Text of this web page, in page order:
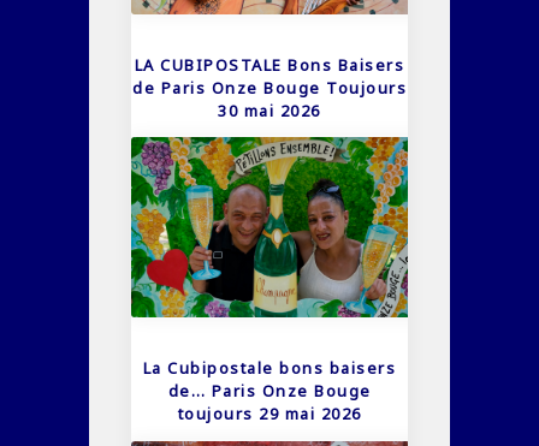
LA CUBIPOSTALE Bons Baisers
de Paris Onze Bouge Toujours
30 mai 2026
La Cubipostale bons baisers
de… Paris Onze Bouge
toujours 29 mai 2026